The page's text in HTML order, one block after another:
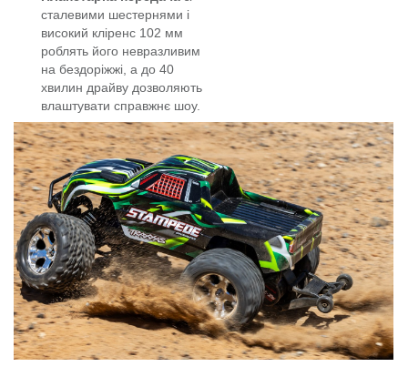
сталевими шестернями і
високий кліренс 102 мм
роблять його невразливим
на бездоріжжі, а до 40
хвилин драйву дозволяють
влаштувати справжнє шоу.